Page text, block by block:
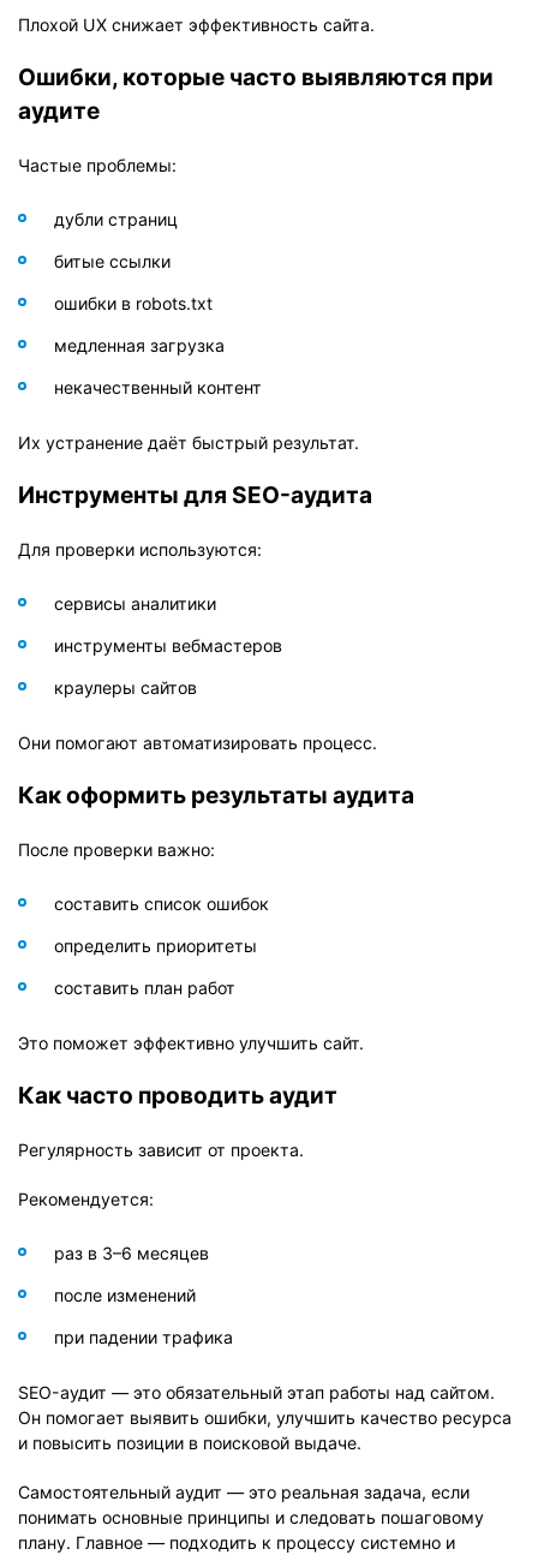
Плохой UX снижает эффективность сайта.
Ошибки, которые часто выявляются при
аудите
Частые проблемы:
дубли страниц
битые ссылки
ошибки в robots.txt
медленная загрузка
некачественный контент
Их устранение даёт быстрый результат.
Инструменты для SEO-аудита
Для проверки используются:
сервисы аналитики
инструменты вебмастеров
краулеры сайтов
Они помогают автоматизировать процесс.
Как оформить результаты аудита
После проверки важно:
составить список ошибок
определить приоритеты
составить план работ
Это поможет эффективно улучшить сайт.
Как часто проводить аудит
Регулярность зависит от проекта.
Рекомендуется:
раз в 3–6 месяцев
после изменений
при падении трафика
SEO-аудит — это обязательный этап работы над сайтом.
Он помогает выявить ошибки, улучшить качество ресурса
и повысить позиции в поисковой выдаче.
Самостоятельный аудит — это реальная задача, если
понимать основные принципы и следовать пошаговому
плану. Главное — подходить к процессу системно и